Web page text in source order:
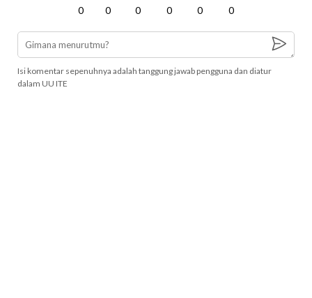
0 0 0 0 0 0
Isi komentar sepenuhnya adalah tanggung jawab pengguna dan diatur
dalam UU ITE